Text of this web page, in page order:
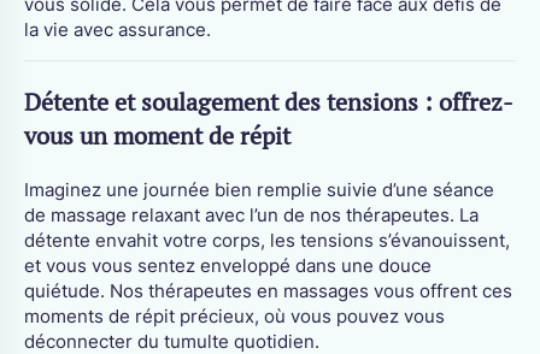
la vie avec assurance.
Détente et soulagement des tensions : offrez-
vous un moment de répit
Imaginez une journée bien remplie suivie d’une séance
de massage relaxant avec l’un de nos thérapeutes. La
détente envahit votre corps, les tensions s’évanouissent,
et vous vous sentez enveloppé dans une douce
quiétude. Nos thérapeutes en massages vous offrent ces
moments de répit précieux, où vous pouvez vous
déconnecter du tumulte quotidien.